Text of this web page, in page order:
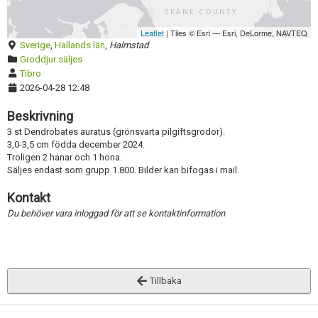
Leaflet | Tiles © Esri — Esri, DeLorme, NAVTEQ
Sverige, Hallands län, Halmstad
Groddjur säljes
Tibro
2026-04-28 12:48
Beskrivning
3 st Dendrobates auratus (grönsvarta pilgiftsgrodor).
3,0-3,5 cm födda december 2024.
Troligen 2 hanar och 1 hona.
Säljes endast som grupp 1.800. Bilder kan bifogas i mail.
Kontakt
Du behöver vara inloggad för att se kontaktinformation
Tillbaka
Aktivera annons
Inaktivera annons